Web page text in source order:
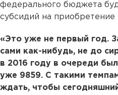
федерального бюджета
субсидий на приобретение
«Это уже не первый год.
сами как-нибудь, не до
в 2016 году в очереди
уже 9859. С такими
ждать, чтобы